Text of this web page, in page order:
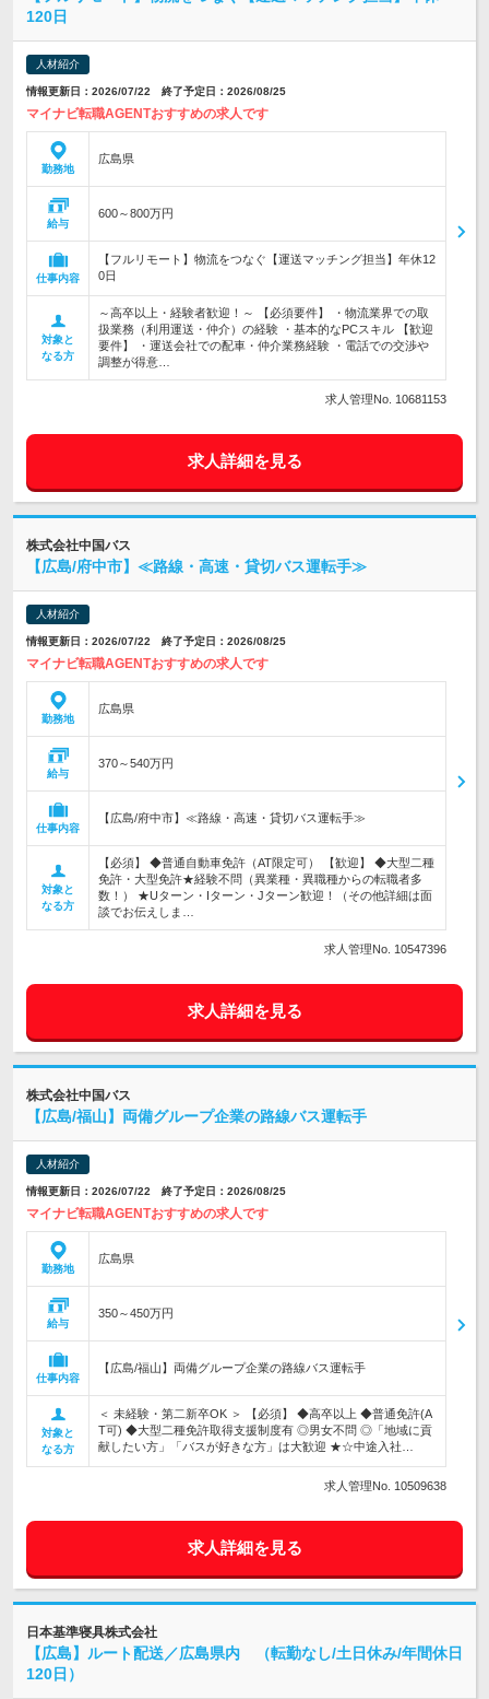
120日
人材紹介
情報更新日：2026/07/22 終了予定日：2026/08/25
マイナビ転職AGENTおすすめの求人です
勤務地
広島県
給与
600～800万円
仕事内容
【フルリモート】物流をつなぐ【運送マッチング担当】年休12
0日
対象と
なる方
～高卒以上・経験者歓迎！～ 【必須要件】 ・物流業界での取
扱業務（利用運送・仲介）の経験 ・基本的なPCスキル 【歓迎
要件】 ・運送会社での配車・仲介業務経験 ・電話での交渉や
調整が得意…
求人管理No. 10681153
求人詳細を見る
株式会社中国バス
【広島/府中市】≪路線・高速・貸切バス運転手≫
人材紹介
情報更新日：2026/07/22 終了予定日：2026/08/25
マイナビ転職AGENTおすすめの求人です
勤務地
広島県
給与
370～540万円
仕事内容
【広島/府中市】≪路線・高速・貸切バス運転手≫
対象と
なる方
【必須】 ◆普通自動車免許（AT限定可） 【歓迎】 ◆大型二種
免許・大型免許★経験不問（異業種・異職種からの転職者多
数！） ★Uターン・Iターン・Jターン歓迎！（その他詳細は面
談でお伝えしま…
求人管理No. 10547396
求人詳細を見る
株式会社中国バス
【広島/福山】両備グループ企業の路線バス運転手
人材紹介
情報更新日：2026/07/22 終了予定日：2026/08/25
マイナビ転職AGENTおすすめの求人です
勤務地
広島県
給与
350～450万円
仕事内容
【広島/福山】両備グループ企業の路線バス運転手
対象と
なる方
＜ 未経験・第二新卒OK ＞ 【必須】 ◆高卒以上 ◆普通免許(A
T可) ◆大型二種免許取得支援制度有 ◎男女不問 ◎「地域に貢
献したい方」「バスが好きな方」は大歓迎 ★☆中途入社…
求人管理No. 10509638
求人詳細を見る
日本基準寝具株式会社
【広島】ルート配送／広島県内 （転勤なし/土日休み/年間休日
120日）